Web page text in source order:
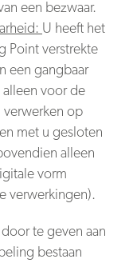
een bezwaar.
U heeft het
Point verstrekte
een gangbaar
voor de
verwerken op
met u gesloten
alleen
vorm
verwerkingen).
te geven aan
bestaan